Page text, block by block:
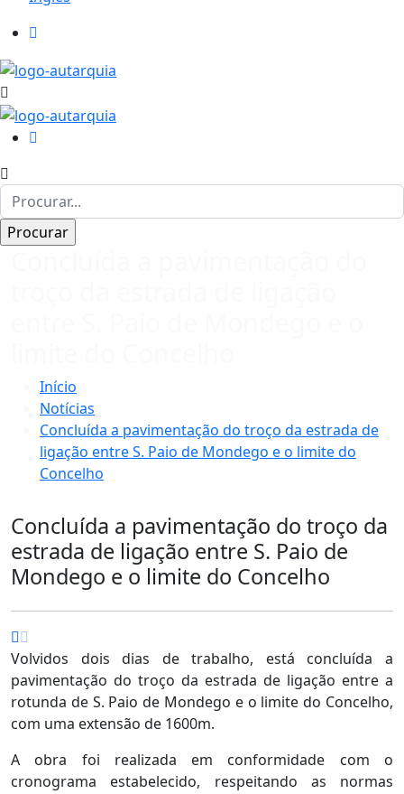
Início
Notícias
Concluída a pavimentação do troço da estrada de
ligação entre S. Paio de Mondego e o limite do
Concelho
Concluída a pavimentação do troço da
estrada de ligação entre S. Paio de
Mondego e o limite do Concelho
Volvidos dois dias de trabalho, está concluída a
pavimentação do troço da estrada de ligação entre a
rotunda de S. Paio de Mondego e o limite do Concelho,
com uma extensão de 1600m.
A obra foi realizada em conformidade com o
cronograma estabelecido, respeitando as normas